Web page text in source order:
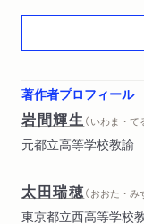
福岡伸一「ふたつの
第四章都市という
中沢新一「東京タワー」 松岡慧祐「グーグル
ブレイディみかこ「現実に?
著作者プロフィール
岩間輝生（ いわま・て
元都立高等学校教諭
太田瑞穂（ おおた・み
東京都立西高等学校